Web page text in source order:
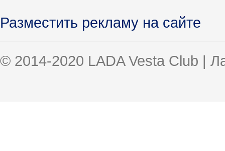
Разместить рекламу на сайте
© 2014-2020 LADA Vesta Club |